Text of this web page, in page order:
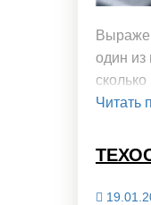
один из
Читать